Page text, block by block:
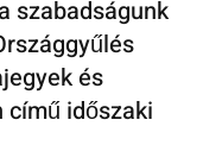
szabadságunk
és
című időszaki